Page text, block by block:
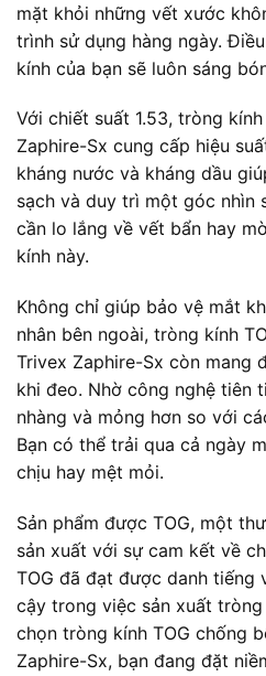
mặt khỏi những vết xước
trình sử dụng hàng ngày.
kính của bạn sẽ luôn sáng
Với chiết suất 1.53, tròng
Zaphire-Sx cung cấp hiệu
kháng nước và kháng dầu
sạch và duy trì một góc nhìn
cần lo lắng về vết bẩn hay
kính này.
Không chỉ giúp bảo vệ mắt
nhân bên ngoài, tròng kính
Trivex Zaphire-Sx còn mang
khi đeo. Nhờ công nghệ tiên
nhàng và mỏng hơn so với
Bạn có thể trải qua cả ngày
chịu hay mệt mỏi.
Sản phẩm được TOG, một
sản xuất với sự cam kết về
TOG đã đạt được danh tiếng
cậy trong việc sản xuất
chọn tròng kính TOG chống
Zaphire-Sx, bạn đang đặt